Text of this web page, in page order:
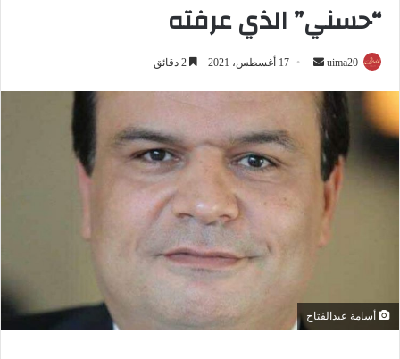
“حسني” الذي عرفته
uima20
أرسل 17 أغسطس، 2021
أسامة عبدالفتاح